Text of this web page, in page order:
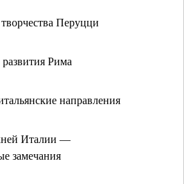
Перуцци
Рима
направления
Италии —
замечания